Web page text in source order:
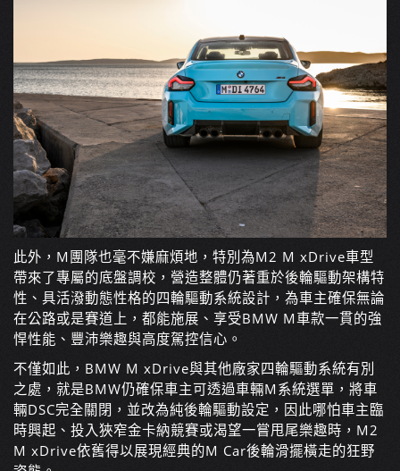
此外，M團隊也毫不嫌麻煩地，特別為M2 M xDrive車型
帶來了專屬的底盤調校，營造整體仍著重於後輪驅動架構特
性、具活潑動態性格的四輪驅動系統設計，為車主確保無論
在公路或是賽道上，都能施展、享受BMW M車款一貫的強
悍性能、豐沛樂趣與高度駕控信心。
不僅如此，BMW M xDrive與其他廠家四輪驅動系統有別
之處，就是BMW仍確保車主可透過車輛M系統選單，將車
輛DSC完全關閉，並改為純後輪驅動設定，因此哪怕車主臨
時興起、投入狹窄金卡納競賽或渴望一嘗甩尾樂趣時，M2
M xDrive依舊得以展現經典的M Car後輪滑擺橫走的狂野